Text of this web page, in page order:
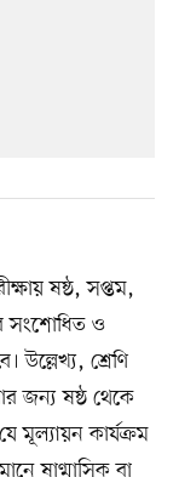
ষষ্ঠ, সপ্তম,
সংশোধিত ও
উল্লেখ্য, শ্রেণি
জন্য ষষ্ঠ থেকে
মূল্যায়ন কার্যক্রম
ষাণ্মাসিক বা